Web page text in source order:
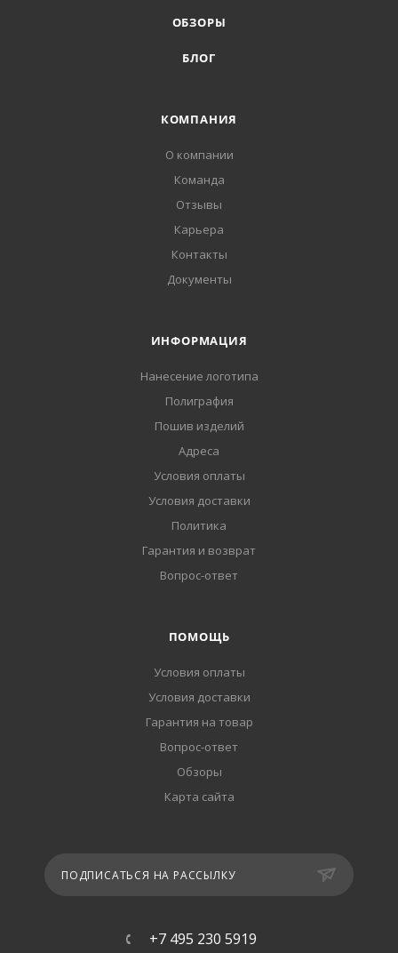
ОБЗОРЫ
БЛОГ
КОМПАНИЯ
О компании
Команда
Отзывы
Карьера
Контакты
Документы
ИНФОРМАЦИЯ
Нанесение логотипа
Полиграфия
Пошив изделий
Адреса
Условия оплаты
Условия доставки
Политика
Гарантия и возврат
Вопрос-ответ
ПОМОЩЬ
Условия оплаты
Условия доставки
Гарантия на товар
Вопрос-ответ
Обзоры
Карта сайта
ПОДПИСАТЬСЯ НА РАССЫЛКУ
+7 495 230 5919